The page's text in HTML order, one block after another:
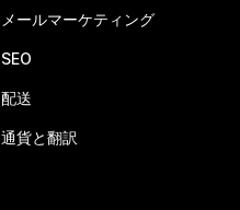
メールマーケティング
SEO
配送
通貨と翻訳